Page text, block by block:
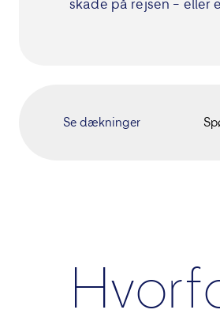
skade på rejsen – eller
Se dækninger